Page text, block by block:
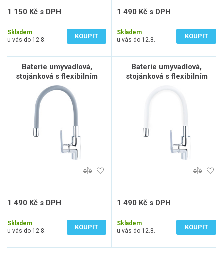
1 150 Kč s DPH
Skladem
u vás do 12.8.
KOUPIT
1 490 Kč s DPH
Skladem
u vás do 12.8.
KOUPIT
Baterie umyvadlová,
stojánková s flexibilním
ramínkem
1 490 Kč s DPH
Skladem
u vás do 12.8.
KOUPIT
Baterie umyvadlová,
stojánková s flexibilním
1 490 Kč s DPH
Skladem
u vás do 12.8.
KOUPIT